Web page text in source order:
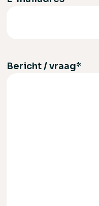
Bericht / vraag*